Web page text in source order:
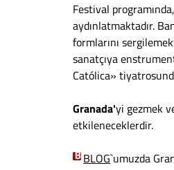
Festival
aydınlatmaktadır.
formlarını
sanatçıya
Católica»
Granada'yi gezmek
etkileneceklerdir.
BLOG`umuzda